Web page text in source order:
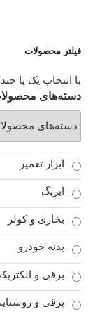
فیلتر محصولات
با انتخاب یک یا
دسته‌های
ابزار تعمیر
ایربگ
بخاری و کولر
بدنه خودرو
برقی و
برقی و